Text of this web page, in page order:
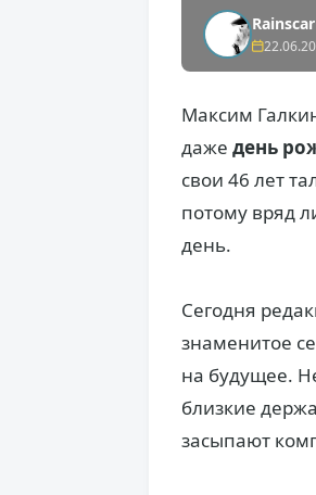
Rainscar
Максим
даже день
свои 46 лет
потому вряд
день.
Сегодня
знаменитое
на будущее.
близкие
засыпают